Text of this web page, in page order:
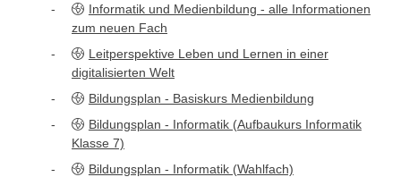
Informatik und Medienbildung - alle Informationen
zum neuen Fach
Leitperspektive Leben und Lernen in einer
digitalisierten Welt
Bildungsplan - Basiskurs Medienbildung
Bildungsplan - Informatik (Aufbaukurs Informatik
Klasse 7)
Bildungsplan - Informatik (Wahlfach)